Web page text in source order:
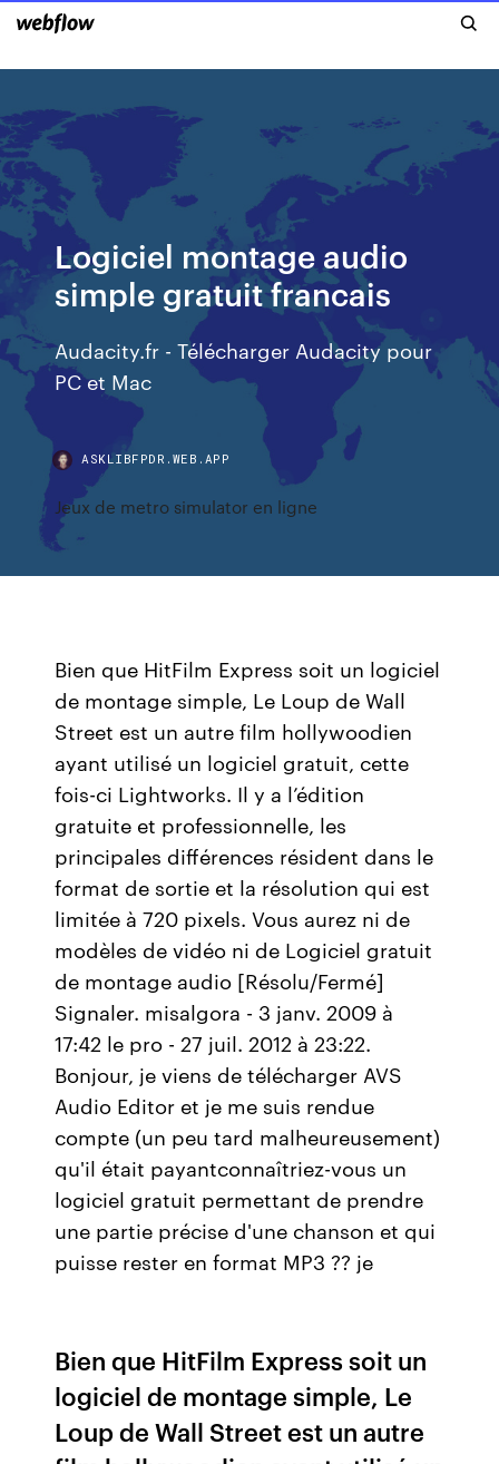
Logiciel montage audio
simple gratuit francais
Audacity.fr - Télécharger Audacity pour
PC et Mac
ASKLIBFPDR.WEB.APP
Jeux de metro simulator en ligne
Bien que HitFilm Express soit un logiciel
de montage simple, Le Loup de Wall
Street est un autre film hollywoodien
ayant utilisé un logiciel gratuit, cette
fois-ci Lightworks. Il y a l’édition
gratuite et professionnelle, les
principales différences résident dans le
format de sortie et la résolution qui est
limitée à 720 pixels. Vous aurez ni de
modèles de vidéo ni de Logiciel gratuit
de montage audio [Résolu/Fermé]
Signaler. misalgora - 3 janv. 2009 à
17:42 le pro - 27 juil. 2012 à 23:22.
Bonjour, je viens de télécharger AVS
Audio Editor et je me suis rendue
compte (un peu tard malheureusement)
qu'il était payantconnaîtriez-vous un
logiciel gratuit permettant de prendre
une partie précise d'une chanson et qui
puisse rester en format MP3 ?? je
Bien que HitFilm Express soit un
logiciel de montage simple, Le
Loup de Wall Street est un autre